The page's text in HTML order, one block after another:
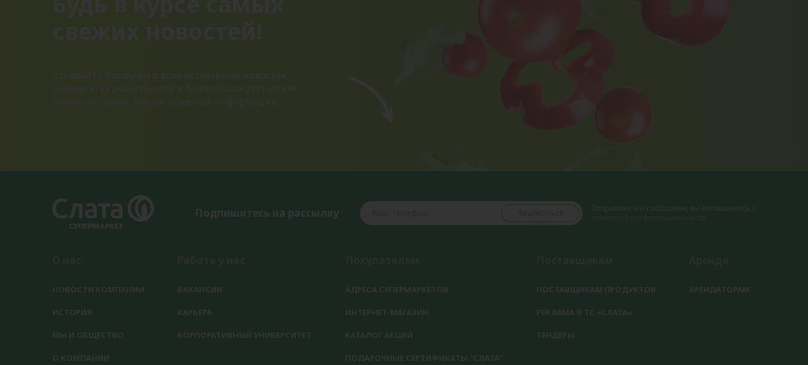
Подпишитесь на рассылку Подписаться
Отправляя это сообщение, вы соглашаетесь с
НОВОСТИ КОМПАНИИ
ИСТОРИЯ
МЫ И ОБЩЕСТВО
О КОМПАНИИ
ВАКАНСИИ
КАРЬЕРА
КОРПОРАТИВНЫЙ УНИВЕРСИТЕТ
АДРЕСА СУПЕРМАРКЕТОВ
ИНТЕРНЕТ-МАГАЗИН
КАТАЛОГ АКЦИЙ
ПОДАРОЧНЫЕ СЕРТИФИКАТЫ "СЛАТА"
ПОСТАВЩИКАМ ПРОДУКТОВ
РЕКЛАМА В ТС «СЛАТА»
ТЕНДЕРЫ
АРЕНДАТОРАМ